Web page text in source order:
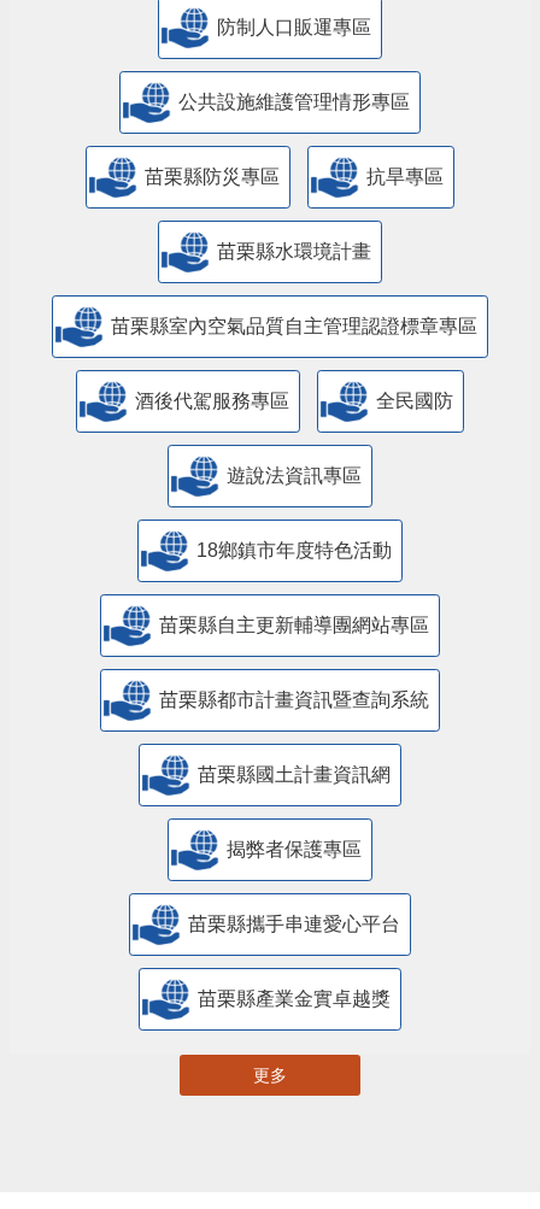
防制人口販運專區
​公共設施維護管理情形專區
苗栗縣防災專區 抗旱專區
苗栗縣水環境計畫
苗栗縣室內空氣品質自主管理認證標章專區
酒後代駕服務專區 全民國防
遊說法資訊專區
18鄉鎮市年度特色活動
苗栗縣自主更新輔導團網站專區
苗栗縣都市計畫資訊暨查詢系統
苗栗縣國土計畫資訊網
揭弊者保護專區
苗栗縣攜手串連愛心平台
苗栗縣產業金實卓越獎
更多